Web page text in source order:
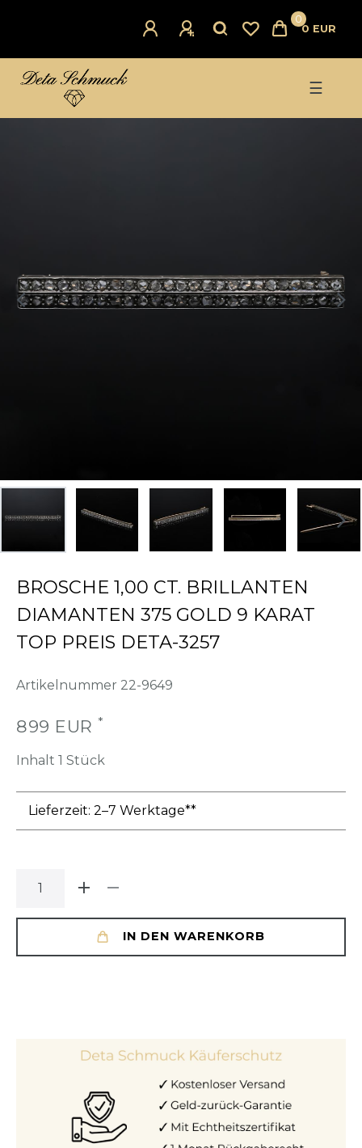
0
0 EUR
☰
BROSCHE 1,00 CT. BRILLANTEN
DIAMANTEN 375 GOLD 9 KARAT
TOP PREIS DETA-3257
Artikelnummer 22-9649
899 EUR *
Inhalt 1 Stück
Lieferzeit: 2–7 Werktage**
IN DEN WARENKORB